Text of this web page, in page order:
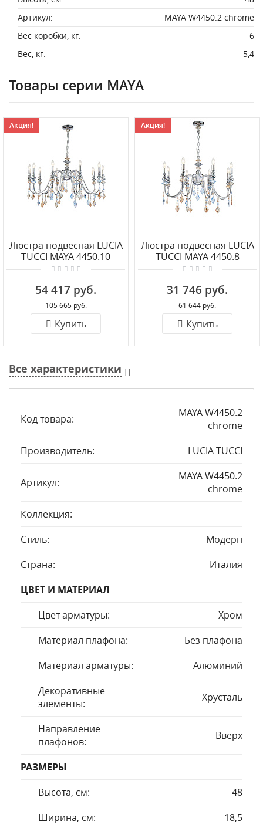
Артикул:
MAYA W4450.2 chrome
Вес коробки, кг:
6
Вес, кг:
5,4
Товары серии MAYA
Акция!
Люстра подвесная LUCIA
TUCCI MAYA 4450.10
chrome
54 417 руб.
105 665 руб.
Купить
Акция!
Люстра подвесная LUCIA
TUCCI MAYA 4450.8
chrome
31 746 руб.
61 644 руб.
Купить
Все характеристики
Код товара:
MAYA W4450.2
chrome
Производитель:
LUCIA TUCCI
Артикул:
MAYA W4450.2
chrome
Коллекция:
Стиль:
Модерн
Страна:
Италия
ЦВЕТ И МАТЕРИАЛ
Цвет арматуры:
Хром
Материал плафона:
Без плафона
Материал арматуры:
Алюминий
Декоративные
элементы:
Хрусталь
Направление
плафонов:
Вверх
РАЗМЕРЫ
Высота, см:
48
Ширина, см:
18,5